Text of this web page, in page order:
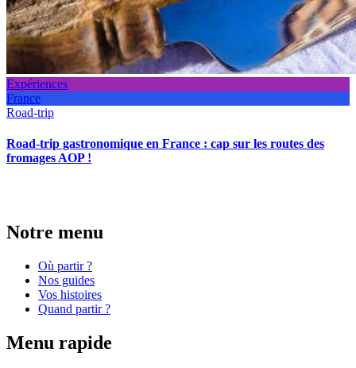
Expériences
France
Road-trip
Road-trip gastronomique en France : cap sur les routes des
fromages AOP !
Notre menu
Où partir ?
Nos guides
Vos histoires
Quand partir ?
Menu rapide